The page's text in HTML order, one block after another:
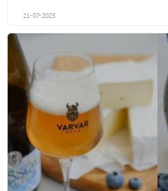
21-07-2025